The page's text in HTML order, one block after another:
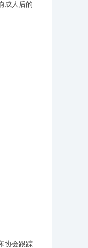
成人后的
协会跟踪